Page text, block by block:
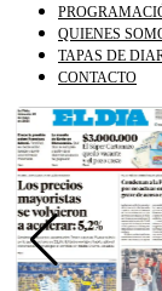
QUIENES
TAPAS DE
CONTACTO